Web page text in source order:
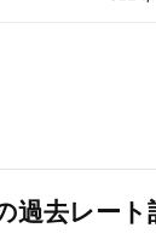
過去レー